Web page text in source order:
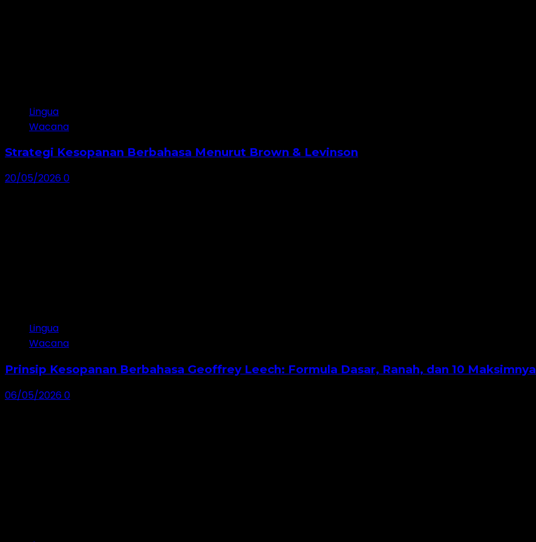
Lingua
Wacana
Strategi Kesopanan Berbahasa Menurut Brown & Levinson
20/05/20260
Lingua
Wacana
Prinsip Kesopanan Berbahasa Geoffrey Leech: Formula Dasar, Ranah, dan 10 Maksimnya
06/05/20260